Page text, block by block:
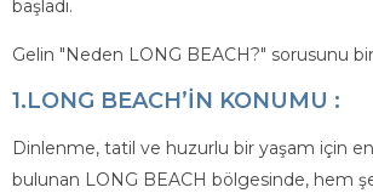
başladı.
Gelin "Neden LONG BEACH?" sorusunu
1.LONG BEACH’İN KONUMU :
Dinlenme, tatil ve huzurlu bir yaşam için
bulunan LONG BEACH bölgesinde, hem